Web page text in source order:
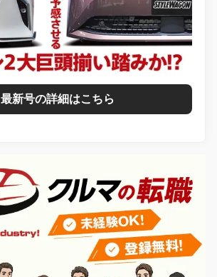
最新号の詳細はこちら